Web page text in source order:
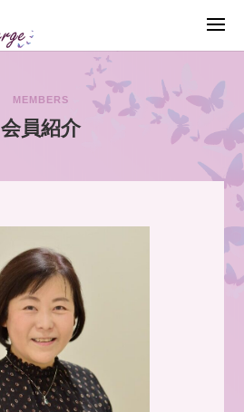
MEMBERS
会員紹介